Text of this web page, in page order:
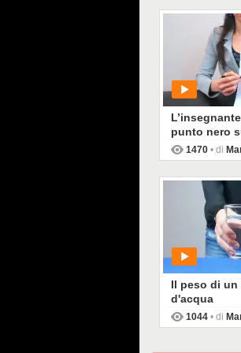
punto nero
motivo ci
PLAY
1470 • di
Il peso di
d'acqua
1044 • di